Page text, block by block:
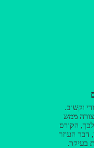
וקשוב.
ממש
לכך, הקורס
דבר העוזר
בעיקר.